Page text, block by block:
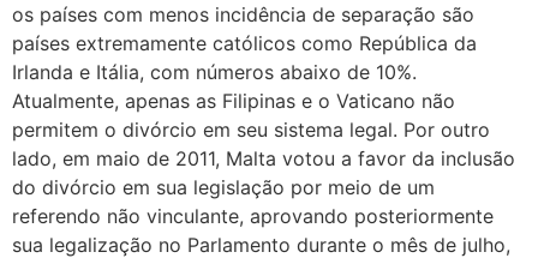
os países com menos incidência de separação são
países extremamente católicos como República da
Irlanda e Itália, com números abaixo de 10%.
Atualmente, apenas as Filipinas e o Vaticano não
permitem o divórcio em seu sistema legal. Por outro
lado, em maio de 2011, Malta votou a favor da inclusão
do divórcio em sua legislação por meio de um
referendo não vinculante, aprovando posteriormente
sua legalização no Parlamento durante o mês de julho,